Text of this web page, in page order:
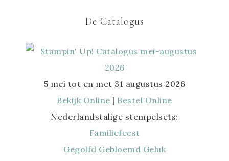
De Catalogus
5 mei tot en met 31 augustus 2026
Bekijk Online | Bestel Online
Nederlandstalige stempelsets:
Familiefeest
Gegolfd Gebloemd Geluk